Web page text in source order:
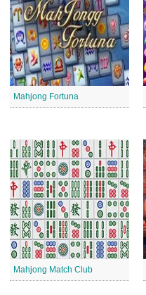
Mahjong Fortuna
Mahjong Match Club